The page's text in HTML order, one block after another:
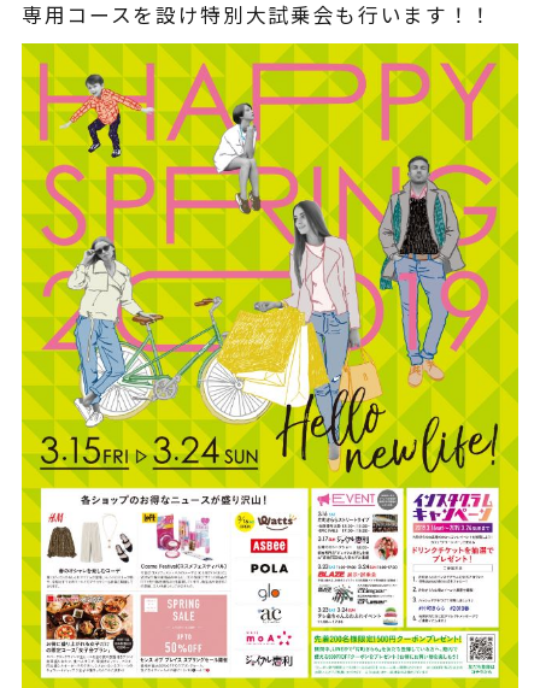
別途
詳細を見る
近くの店舗を見る
購入する
※類似品にご注意ください
ニュース
よくある質問
専用コースを設け特別大試乗会も行います！！